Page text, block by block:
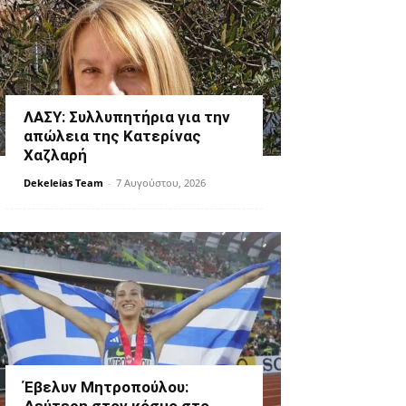
ΛΑΣΥ: Συλλυπητήρια για την
απώλεια της Κατερίνας
Χαζλαρή
Dekeleias Team - 7 Αυγούστου, 2026
Έβελυν Μητροπούλου: